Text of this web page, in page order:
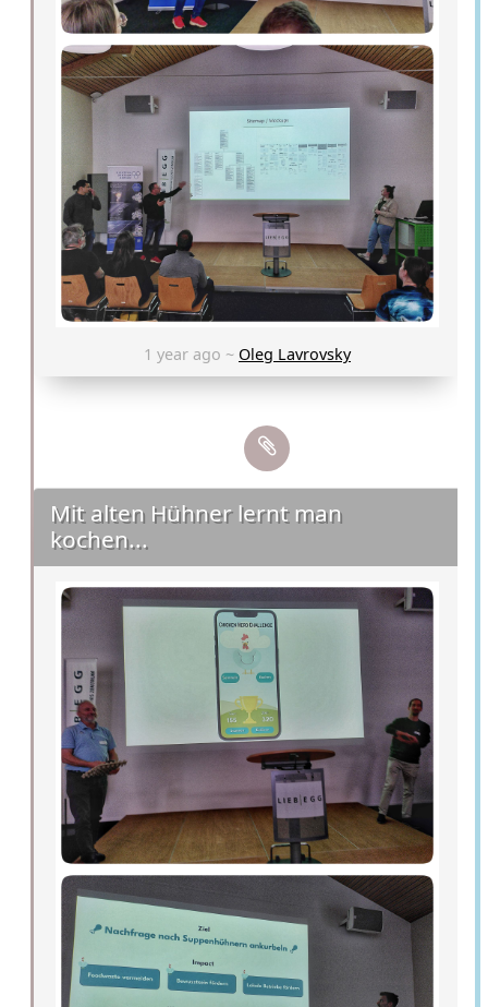
1 year ago ~ Oleg Lavrovsky
Mit alten Hühner lernt man
kochen...